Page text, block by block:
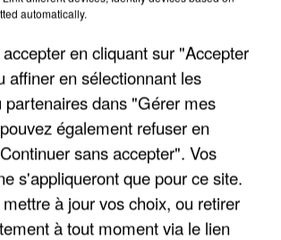
CES CANICULES, LES REFUGES
SONT...
automatically.
en cliquant sur "Accepter
affiner en sélectionnant les
partenaires dans "Gérer mes
également refuser en
sans accepter". Vos
s'appliqueront que pour ce site.
à jour vos choix, ou retirer
à tout moment via le lien